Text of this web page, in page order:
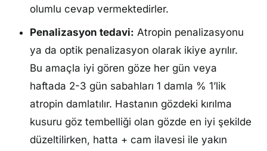
olumlu cevap vermektedirler.
Penalizasyon tedavi: Atropin penalizasyonu
ya da optik penalizasyon olarak ikiye ayrılır.
Bu amaçla iyi gören göze her gün veya
haftada 2-3 gün sabahları 1 damla % 1’lik
atropin damlatılır. Hastanın gözdeki kırılma
kusuru göz tembelliği olan gözde en iyi şekilde
düzeltilirken, hatta + cam ilavesi ile yakın